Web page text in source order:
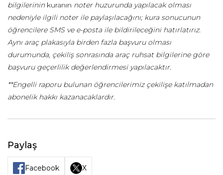
bilgilerinin kuranın noter huzurunda yapılacak olması
nedeniyle ilgili noter ile paylaşılacağını; kura sonucunun
öğrencilere SMS ve e-posta ile bildirileceğini hatırlatırız.
Aynı araç plakasıyla birden fazla başvuru olması
durumunda, çekiliş sonrasında araç ruhsat bilgilerine göre
başvuru geçerlilik değerlendirmesi yapılacaktır.
**Engelli raporu bulunan öğrencilerimiz çekilişe katılmadan
abonelik hakkı kazanacaklardır.
Paylaş
Facebook X